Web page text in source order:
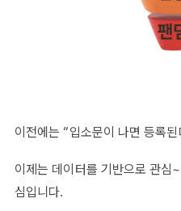
이전에는 “입소문이 나면 등록
이제는 데이터를 기반으로 관심
심입니다.